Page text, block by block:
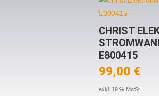
CHRIST
E800415
99,00 €
exkl. 19 % MwSt.